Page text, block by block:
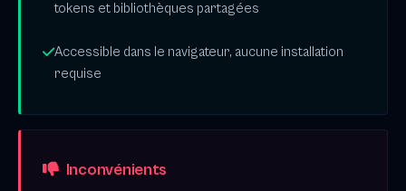
tokens et bibliothèques partagées
Accessible dans le navigateur, aucune installation
requise
Inconvénients